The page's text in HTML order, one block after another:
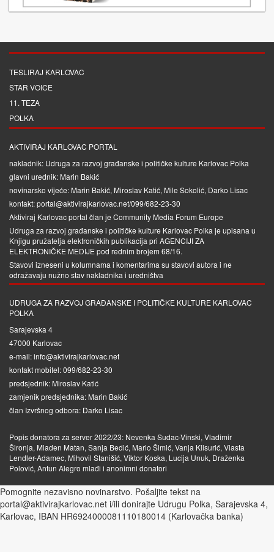
TESLIRAJ KARLOVAC
STAR VOICE
11. TEZA
POLKA
AKTIVIRAJ KARLOVAC PORTAL
nakladnik: Udruga za razvoj građanske i političke kulture Karlovac Polka
glavni urednik: Marin Bakić
novinarsko vijeće: Marin Bakić, Miroslav Katić, Mile Sokolić, Darko Lisac
kontakt: portal@aktivirajkarlovac.net/099/682-23-30
Aktiviraj Karlovac portal član je Community Media Forum Europe
Udruga za razvoj građanske i političke kulture Karlovac Polka je upisana u
Knjigu pružatelja elektroničkih publikacija pri AGENCIJI ZA
ELEKTRONIČKE MEDIJEpod rednim brojem 68/16.
Stavovi izneseni u kolumnama i komentarima su stavovi autora i ne
odražavaju nužno stav nakladnika i uredništva
UDRUGA ZA RAZVOJ GRAĐANSKE I POLITIČKE KULTURE KARLOVAC
POLKA
Sarajevska 4
47000 Karlovac
e-mail: info@aktivirajkarlovac.net
kontakt mobitel: 099/682-23-30
predsjednik: Miroslav Katić
zamjenik predsjednika: Marin Bakić
član Izvršnog odbora: Darko Lisac
Popis donatora za server 2022/23: Nevenka Sudac-Vinski, Vladimir
Šironja, Mladen Matan, Sanja Bedić, Mario Šimić, Vanja Klisurić, Vlasta
Lendler-Adamec, Mihovil Stanišić, Viktor Koska, Lucija Unuk, Draženka
Polović, Antun Alegro mlađi i anonimni donatori
Pomognite nezavisno novinarstvo. Pošaljite tekst na
portal@aktivirajkarlovac.net i/ili donirajte Udrugu Polka, Sarajevska 4,
Karlovac, IBAN HR6924000081110180014 (Karlovačka banka)